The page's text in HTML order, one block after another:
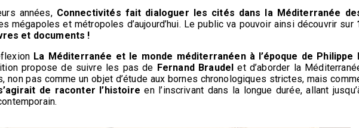
années, Connectivités fait dialoguer les cités dans la Méditerranée
mégapoles et métropoles d’aujourd’hui. Le public va pouvoir ainsi découvrir sur
et documents !
La Méditerranée et le monde méditerranéen à l’époque de Philippe
propose de suivre les pas de Fernand Braudel et d’aborder la
non pas comme un objet d’étude aux bornes chronologiques strictes, mais
de raconter l’histoire en l’inscrivant dans la longue durée, allant